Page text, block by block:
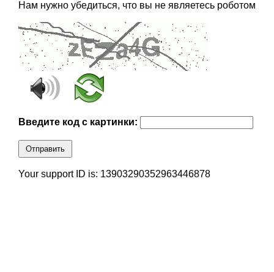
Нам нужно убедиться, что вы не являетесь роботом
Введите код с картинки:
Отправить
Your support ID is: 13903290352963446878